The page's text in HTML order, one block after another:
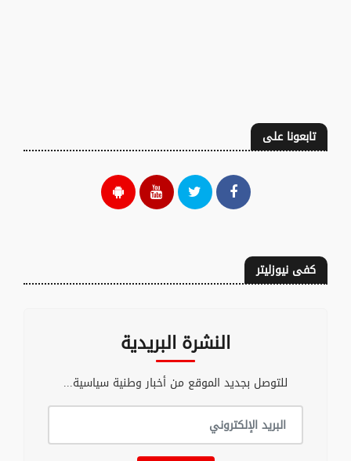
تابعونا على
كفى نيوزليتر
النشرة البريدية
للتوصل بجديد الموقع من أخبار وطنية سياسية...